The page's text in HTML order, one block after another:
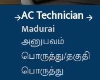
AC Technician
Madurai
அனுபவம்
பொருத்து/தகுதி
பொருத்து